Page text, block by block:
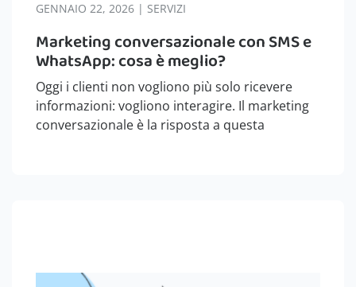
GENNAIO 22, 2026 | SERVIZI
Marketing conversazionale con SMS e
WhatsApp: cosa è meglio?
Oggi i clienti non vogliono più solo ricevere
informazioni: vogliono interagire. Il marketing
conversazionale è la risposta a questa